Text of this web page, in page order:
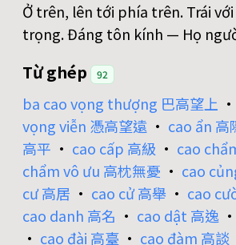
Ở trên, lên tới phía trên. Trái
trọng. Đáng tôn kính — Họ
Từ ghép 92
ba cao vọng thượng 巴高望上 •
vọng viễn 憑高望遠 • cao ẩn 高
高平 • cao cấp 高級 • cao
chẩm vô ưu 高枕無憂 • cao
cư 高居 • cao cử 高舉 • cao
cao danh 高名 • cao dật 高逸 •
• cao đài 高臺 • cao đàm 高談